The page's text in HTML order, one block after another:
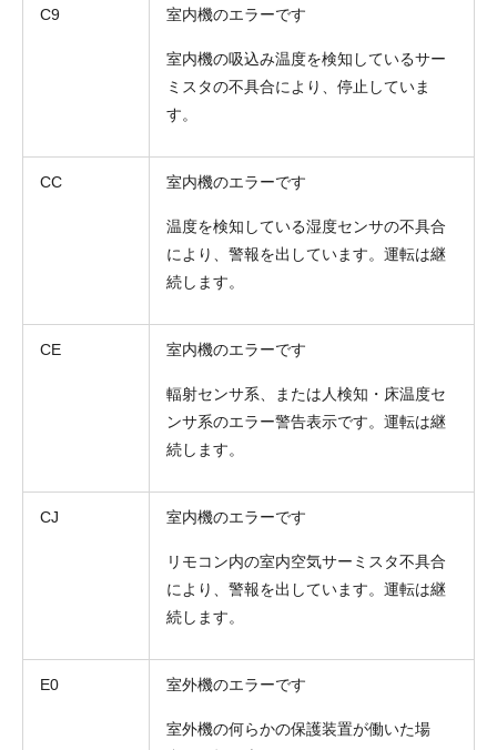
C9 室内機のエラーです
室内機の吸込み温度を検知しているサー
ミスタの不具合により、停止していま
す。
CC 室内機のエラーです
温度を検知している湿度センサの不具合
により、警報を出しています。運転は継
続します。
CE 室内機のエラーです
輻射センサ系、または人検知・床温度セ
ンサ系のエラー警告表示です。運転は継
続します。
CJ 室内機のエラーです
リモコン内の室内空気サーミスタ不具合
により、警報を出しています。運転は継
続します。
E0 室外機のエラーです
室外機の何らかの保護装置が働いた場
お問合せ内容 工事お見積り依頼
その他
メッセージ